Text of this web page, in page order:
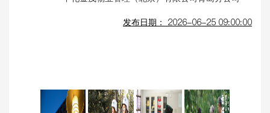
发布日期： 2026-06-25 09:00:00